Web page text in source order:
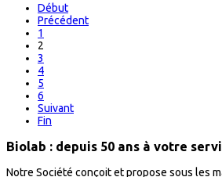
Début
Précédent
1
2
3
4
5
6
Suivant
Fin
Biolab : depuis 50 ans à votre
Notre Société conçoit et propose sous les